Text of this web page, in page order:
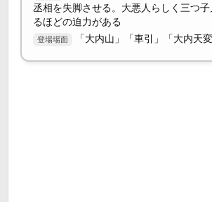
丞相を失脚させる。大悪人らしく三つ
るほどの迫力がある
登場場面 「大内山」「車引」「大内天変